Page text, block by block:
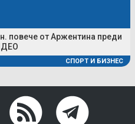
повече от Аржентина преди
СПОРТ И БИЗНЕС